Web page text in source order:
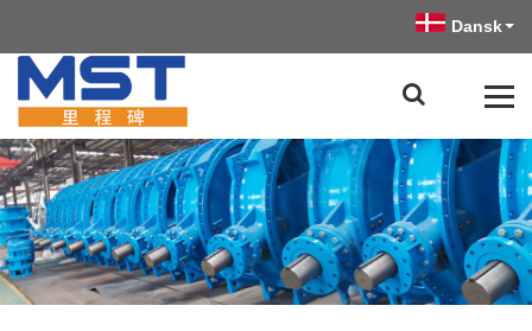
Dansk